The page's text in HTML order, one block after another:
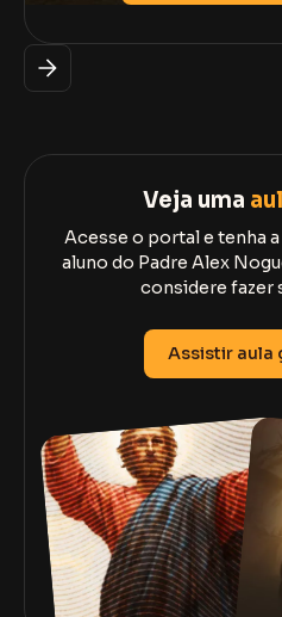
Veja uma
Acesse o portal e tenha
aluno do Padre Alex
considere fazer
Assistir aula